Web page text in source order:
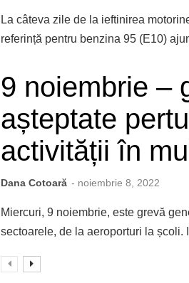
La câteva zile de la ieftinirea
referință pentru benzina 95 (E10)
9 noiembrie –
așteptate
activității în
Dana Cotoară - noiembrie 8, 2022
Miercuri, 9 noiembrie, este grevă
sectoarele, de la aeroporturi la școli.